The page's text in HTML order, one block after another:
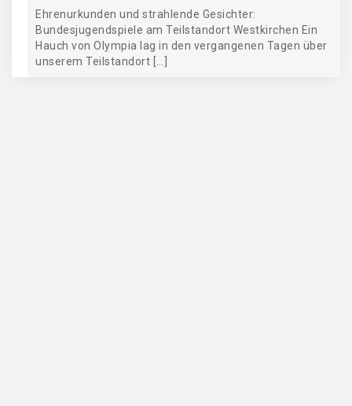
Ehrenurkunden und strahlende Gesichter:
Bundesjugendspiele am Teilstandort Westkirchen Ein
Hauch von Olympia lag in den vergangenen Tagen über
unserem Teilstandort […]